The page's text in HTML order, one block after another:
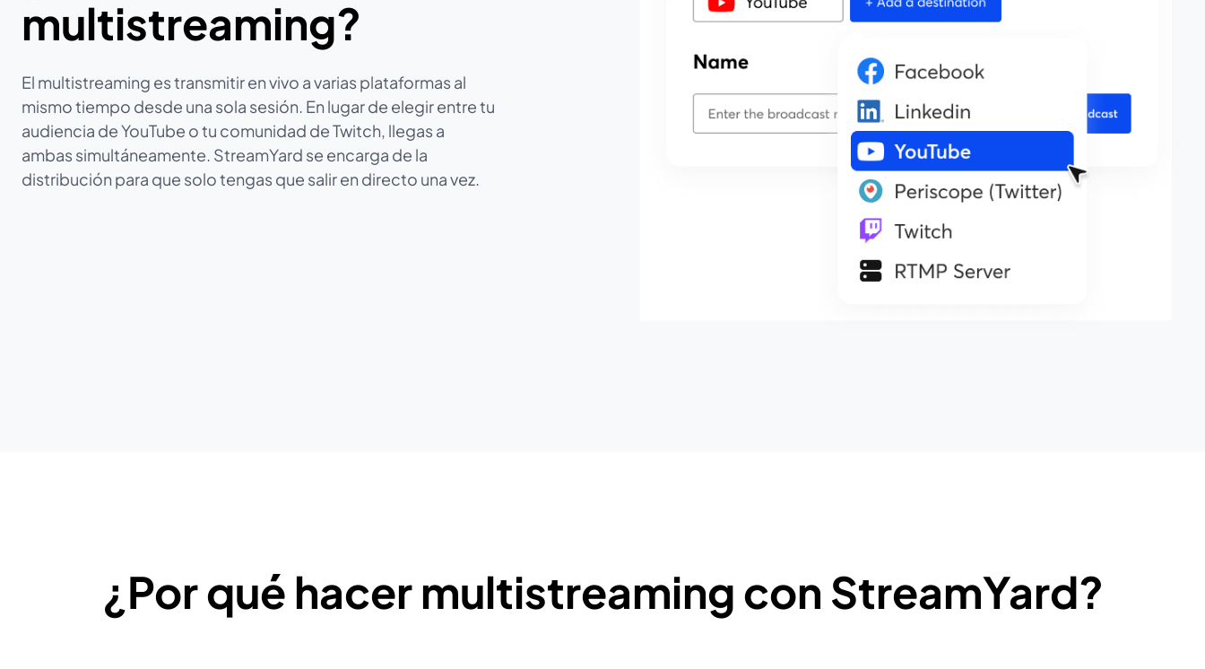
multistreaming?
El multistreaming es transmitir en vivo a varias plataformas al
mismo tiempo desde una sola sesión. En lugar de elegir entre tu
audiencia de YouTube o tu comunidad de Twitch, llegas a
ambas simultáneamente. StreamYard se encarga de la
distribución para que solo tengas que salir en directo una vez.
¿Por qué hacer multistreaming con StreamYard?